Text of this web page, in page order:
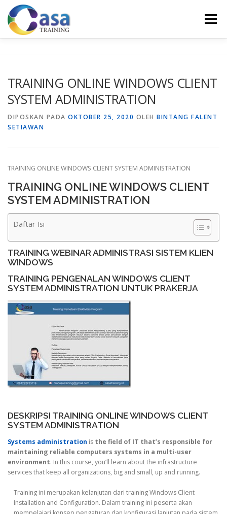
Lompat
konten
Menu
KONTAK KAMI SERTIFIKASI EVALUASI
TRAINING ONLINE WINDOWS CLIENT
SYSTEM ADMINISTRATION
DIPOSKAN PADA OKTOBER 25, 2020 OLEH BINTANG FALENT
SETIAWAN
TRAINING ONLINE WINDOWS CLIENT SYSTEM ADMINISTRATION
TRAINING ONLINE WINDOWS CLIENT
SYSTEM ADMINISTRATION
Daftar Isi
TRAINING WEBINAR ADMINISTRASI SISTEM KLIEN
WINDOWS
TRAINING PENGENALAN WINDOWS CLIENT
SYSTEM ADMINISTRATION UNTUK PRAKERJA
DESKRIPSI TRAINING ONLINE WINDOWS CLIENT
SYSTEM ADMINISTRATION
Systems administration is the field of IT that’s responsible for
maintaining reliable computers systems in a multi-user
environment. In this course, you’ll learn about the infrastructure
services that keep all organizations, big and small, up and running.
Training ini merupakan kelanjutan dari training Windows Client
Installation and Configuration. Dalam training ini peserta akan